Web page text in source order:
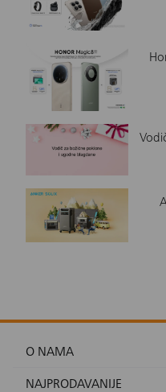
O NAMA
NAJPRODAVANIJE